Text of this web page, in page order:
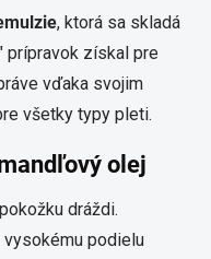
, ktorá sa skladá
prípravok získal pre
vďaka svojim
všetky typy pleti.
olej
dráždi.
vysokému podielu